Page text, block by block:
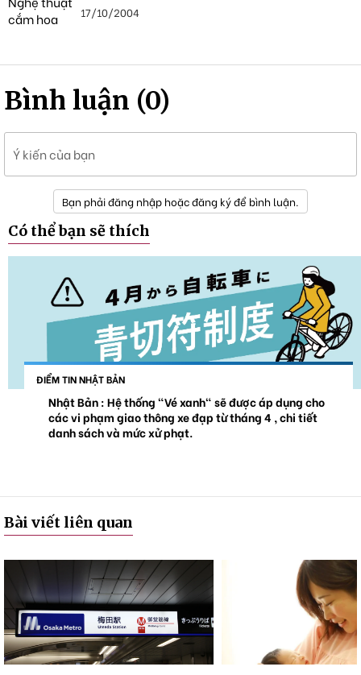
17/10/2004
Bình luận (0)
Ý kiến của bạn
Bạn phải đăng nhập hoặc đăng ký để bình luận.
Có thể bạn sẽ thích
ĐIỂM TIN NHẬT BẢN
Nhật Bản : Hệ thống "Vé xanh" sẽ được áp dụng cho
các vi phạm giao thông xe đạp từ tháng 4 , chi tiết
danh sách và mức xử phạt.
Bài viết liên quan